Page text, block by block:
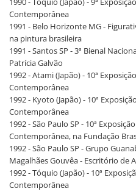
Contemporânea
1991 - Belo Horizonte MG -
na pintura brasileira
1991 - Santos SP - 3ª Bienal
Patrícia Galvão
1992 - Atami (Japão) - 10ª
Contemporânea
1992 - Kyoto (Japão) - 10ª
Contemporânea
1992 - São Paulo SP - 10ª
Contemporânea, na Fundação
1992 - São Paulo SP - Grupo
Magalhães Gouvêa - Escritório de
1992 - Tóquio (Japão) - 10ª
Contemporânea